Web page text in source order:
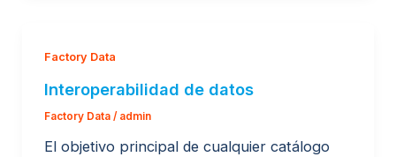
Factory Data
Interoperabilidad de datos
Factory Data/ admin
El objetivo principal de cualquier catálogo